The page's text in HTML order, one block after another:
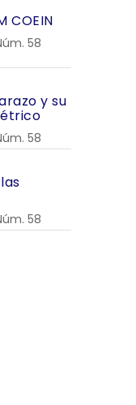
COEIN
58
y su
58
58